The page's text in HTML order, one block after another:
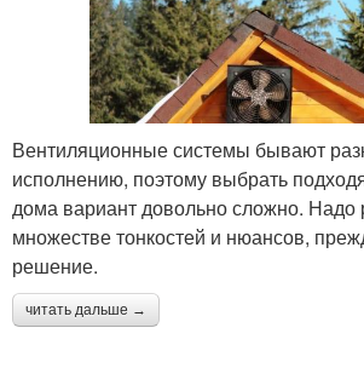
Вентиляционные системы бывают
исполнению, поэтому выбрать
дома вариант довольно сложно. Надо
множестве тонкостей и нюансов,
решение.
читать дальше →